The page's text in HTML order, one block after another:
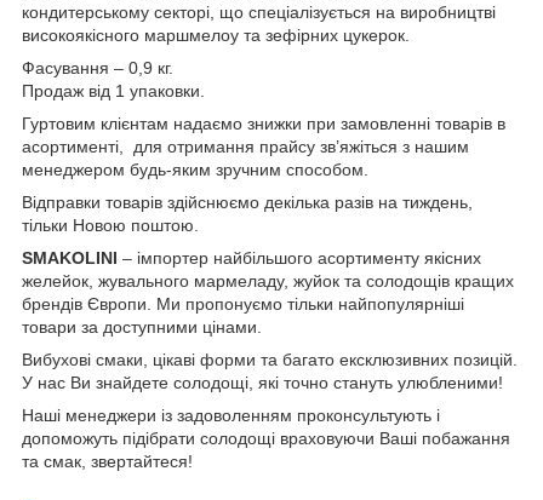
кондитерському секторі, що спеціалізується на виробництві
високоякісного маршмелоу та зефірних цукерок.
Фасування – 0,9 кг.
Продаж від 1 упаковки.
Гуртовим клієнтам надаємо знижки при замовленні товарів в
асортименті, для отримання прайсу зв’яжіться з нашим
менеджером будь-яким зручним способом.
Відправки товарів здійснюємо декілька разів на тиждень,
тільки Новою поштою.
SMAKOLINI – імпортер найбільшого асортименту якісних
желейок, жувального мармеладу, жуйок та солодощів кращих
брендів Європи. Ми пропонуємо тільки найпопулярніші
товари за доступними цінами.
Вибухові смаки, цікаві форми та багато ексклюзивних позицій.
У нас Ви знайдете солодощі, які точно стануть улюбленими!
Наші менеджери із задоволенням проконсультують і
допоможуть підібрати солодощі враховуючи Ваші побажання
та смак, звертайтеся!